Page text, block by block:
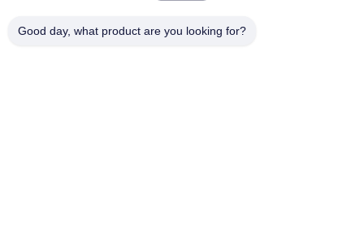
εκτυπωτής κάψουλας
Good day, what product are you looking for?